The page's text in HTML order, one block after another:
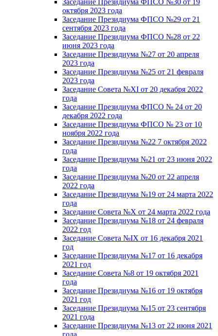
октября 2023 года
Заседание Президиума ФПСО №29 от 21
сентября 2023 года
Заседание Президиума ФПСО №28 от 22
июня 2023 года
Заседание Президиума №27 от 20 апреля
2023 года
Заседание Президиума №25 от 21 февраля
2023 года
Заседание Совета №XI от 20 декабря 2022
года
Заседание Президиума ФПСО № 24 от 20
декабря 2022 года
Заседание Президиума ФПСО № 23 от 10
ноября 2022 года
Заседание Президиума №22 7 октября 2022
года
Заседание Президиума №21 от 23 июня 2022
года
Заседание Президиума №20 от 22 апреля
2022 года
Заседание Президиума №19 от 24 марта 2022
года
Заседание Совета №X от 24 марта 2022 года
Заседание Президиума №18 от 24 февраля
2022 год
Заседание Совета №IX от 16 декабря 2021
год
Заседание Президиума №17 от 16 декабря
2021 год
Заседание Совета №8 от 19 октября 2021
года
Заседание Президиума №16 от 19 октября
2021 год
Заседание Президиума №15 от 23 сентября
2021 года
Заседание Президиума №13 от 22 июня 2021
года